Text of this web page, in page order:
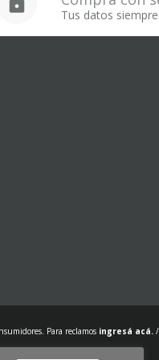
Tus datos
Para reclamos ingresá acá. /